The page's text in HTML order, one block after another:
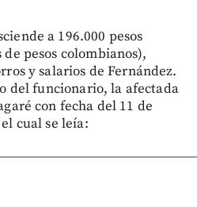
a 196.000 pesos
pesos colombianos),
y salarios de Fernández.
del funcionario, la afectada
con fecha del 11 de
cual se leía: